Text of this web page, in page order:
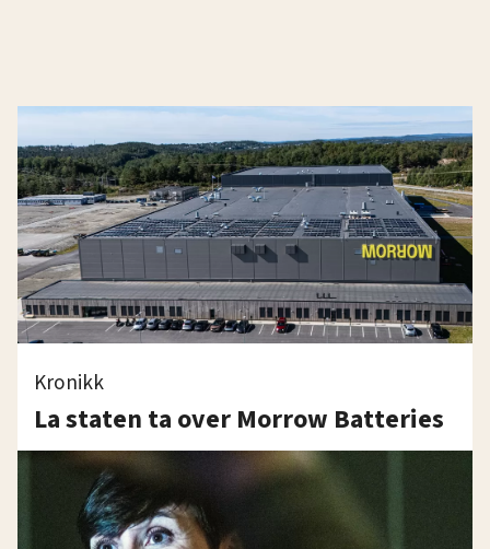
Kronikk
La staten ta over Morrow Batteries